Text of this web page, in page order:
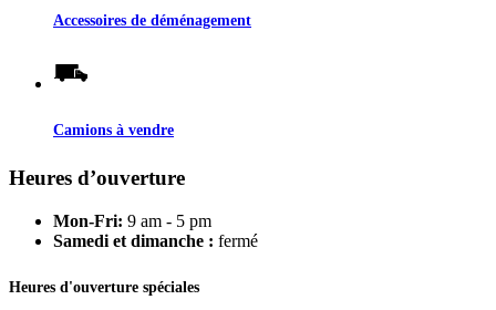
Accessoires de déménagement
Camions à vendre
Heures d’ouverture
Mon-Fri: 9 am - 5 pm
Samedi et dimanche : fermé
Heures d'ouverture spéciales